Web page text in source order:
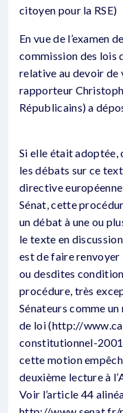
citoyen pour la RSE)
En vue de l’examen
commission des lois
relative au devoir de
rapporteur
Républicains) a
Si elle était
les débats sur ce
directive
Sénat, cette
un débat à une ou
le texte en
est de faire renvoyer
ou desdites
procédure, très
Sénateurs comme
de loi (http://
constitutionnel-
cette motion
deuxième lecture à
Voir l’article 44